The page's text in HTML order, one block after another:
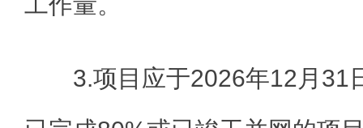
3.项目应于2026年12月31